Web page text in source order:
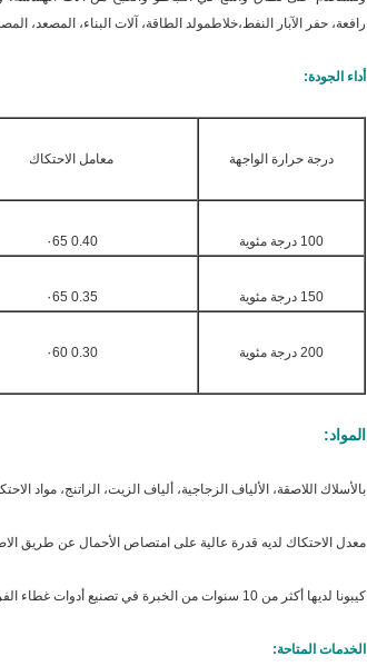
رافعة، حفر الآبار النفط،خلاطمولد الطاقة، آلات البناء، المصعد،
أداء الجودة:
درجة حرارة الواجهة معامل الاحتكاك
100 درجة مئوية 0.40 ٠65
150 درجة مئوية 0.35 ٠65
200 درجة مئوية 0.30 ٠60
المواد:
بالأسلاك اللاصقة، الألياف الزجاجية، ألياف الزيت، الراتنج، مواد
معدل الاحتكاك لديه قدرة عالية على امتصاص الأحمال عن طريق
كيبونا لديها أكثر من 10 سنوات من الخبرة في تصنيع أدوات غطاء الفرامل، والتي يمكن أن تجلب فائدة متبادلة وأرباح لك ولنا.
الخدمات المتاحة: